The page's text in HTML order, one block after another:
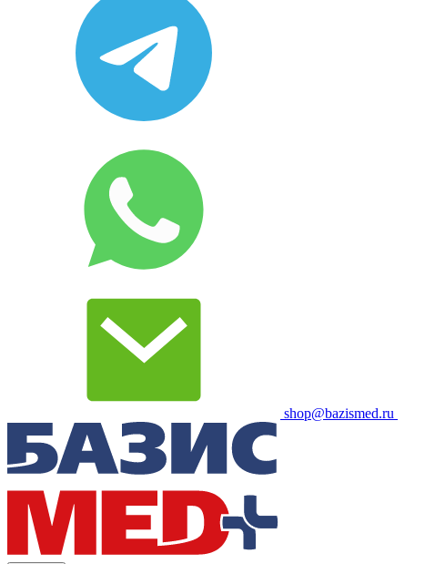
shop@bazismed.ru